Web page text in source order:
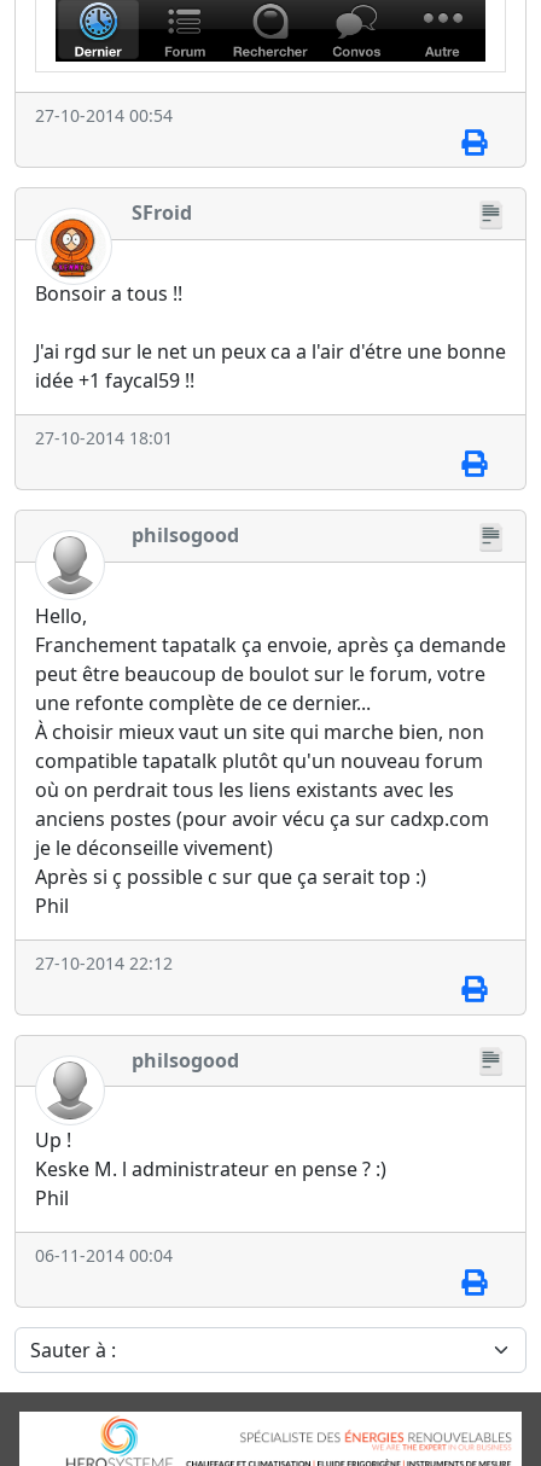
27-10-2014 00:54
SFroid
Bonsoir a tous !!
J'ai rgd sur le net un peux ca a l'air d'étre une bonne
idée +1 faycal59 !!
27-10-2014 18:01
philsogood
Hello,
Franchement tapatalk ça envoie, après ça demande
peut être beaucoup de boulot sur le forum, votre
une refonte complète de ce dernier...
À choisir mieux vaut un site qui marche bien, non
compatible tapatalk plutôt qu'un nouveau forum
où on perdrait tous les liens existants avec les
anciens postes (pour avoir vécu ça sur cadxp.com
je le déconseille vivement)
Après si ç possible c sur que ça serait top :)
Phil
27-10-2014 22:12
philsogood
Up !
Keske M. l administrateur en pense ? :)
Phil
06-11-2014 00:04
Sauter à :